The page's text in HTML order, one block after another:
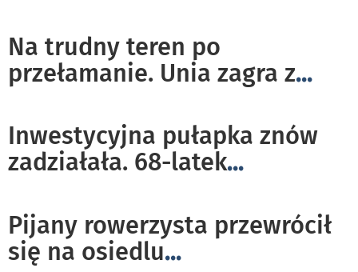
Na trudny teren po
przełamanie. Unia zagra z...
Inwestycyjna pułapka znów
zadziałała. 68-latek...
Pijany rowerzysta przewrócił
się na osiedlu...